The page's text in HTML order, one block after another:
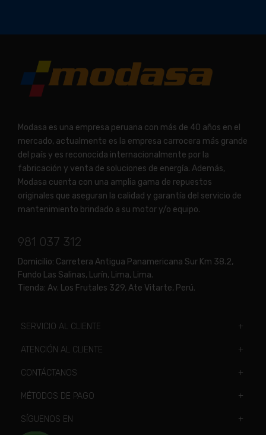
Modasa es una empresa peruana con más de 40 años en el
mercado, actualmente es la empresa carrocera más grande
del país y es reconocida internacionalmente por la
fabricación y venta de soluciones de energía. Además,
Modasa cuenta con una amplia gama de repuestos
originales que aseguran la calidad y garantía del servicio de
mantenimiento brindado a su motor y/o equipo.
981 037 312
Domicilio: Carretera Antigua Panamericana Sur Km 38.2,
Fundo Las Salinas, Lurín, Lima, Lima.
Tienda: Av. Los Frutales 329, Ate Vitarte, Perú.
SERVICIO AL CLIENTE
ATENCIÓN AL CLIENTE
CONTÁCTANOS
MÉTODOS DE PAGO
SÍGUENOS EN